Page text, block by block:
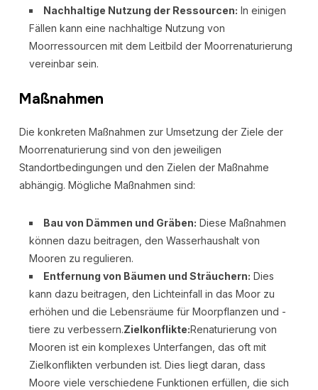
Nachhaltige Nutzung der Ressourcen: In einigen
Fällen kann eine nachhaltige Nutzung von
Moorressourcen mit dem Leitbild der Moorrenaturierung
vereinbar sein.
Maßnahmen
Die konkreten Maßnahmen zur Umsetzung der Ziele der
Moorrenaturierung sind von den jeweiligen
Standortbedingungen und den Zielen der Maßnahme
abhängig. Mögliche Maßnahmen sind:
Bau von Dämmen und Gräben: Diese Maßnahmen
können dazu beitragen, den Wasserhaushalt von
Mooren zu regulieren.
Entfernung von Bäumen und Sträuchern: Dies
kann dazu beitragen, den Lichteinfall in das Moor zu
erhöhen und die Lebensräume für Moorpflanzen und -
tiere zu verbessern.Zielkonflikte:Renaturierung von
Mooren ist ein komplexes Unterfangen, das oft mit
Zielkonflikten verbunden ist. Dies liegt daran, dass
Moore viele verschiedene Funktionen erfüllen, die sich